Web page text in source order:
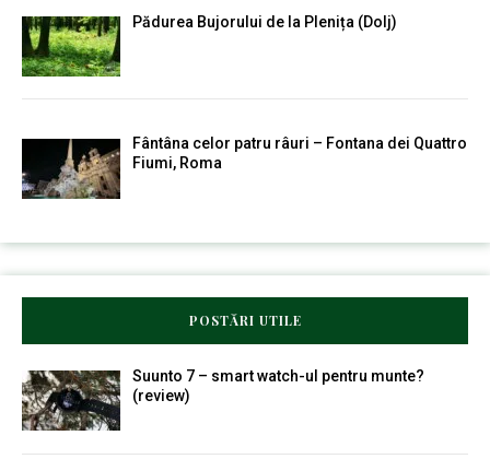
Pădurea Bujorului de la Plenița (Dolj)
Fântâna celor patru râuri – Fontana dei Quattro
Fiumi, Roma
POSTĂRI UTILE
Suunto 7 – smart watch-ul pentru munte?
(review)